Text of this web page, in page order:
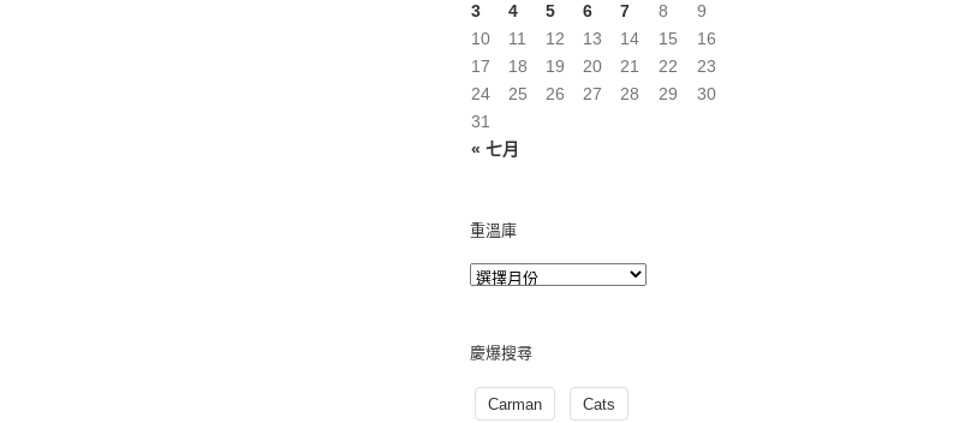
« 七月
3
4 5 6 7 8
9
10
11 12 13 14 15
16
17
18 19 20 21 22
23
24
25 26 27 28 29
30
31
重溫庫
慶爆搜尋
Carman Cats